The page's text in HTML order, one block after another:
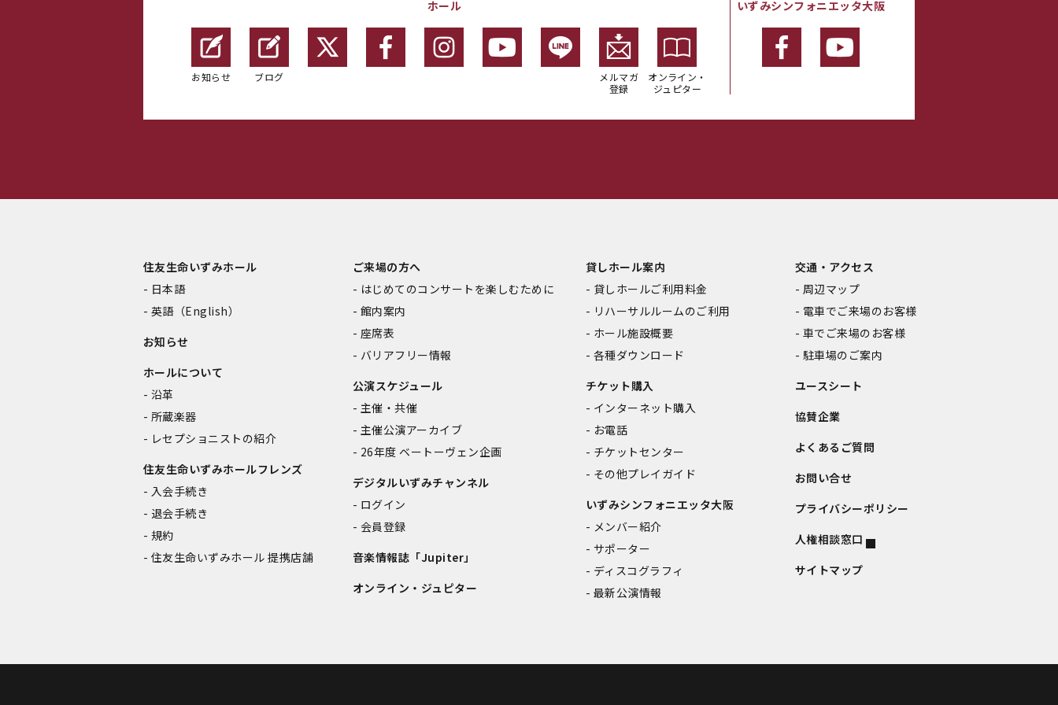
ホール
お知らせ ブログ
メルマガ
登録
オンライン・
ジュピター
いずみシンフォニエッタ大阪
住友生命いずみホール
日本語
英語（English）
お知らせ
ホールについて
沿革
所蔵楽器
レセプショニストの紹介
住友生命いずみホールフレンズ
入会手続き
退会手続き
規約
住友生命いずみホール 提携店舗
ご来場の方へ
はじめてのコンサートを楽しむために
館内案内
座席表
バリアフリー情報
公演スケジュール
主催・共催
主催公演アーカイブ
26年度 ベートーヴェン企画
デジタルいずみチャンネル
ログイン
会員登録
音楽情報誌「Jupiter」
オンライン・ジュピター
貸しホール案内
貸しホールご利用料金
リハーサルルームのご利用
ホール施設概要
各種ダウンロード
チケット購入
インターネット購入
お電話
チケットセンター
その他プレイガイド
いずみシンフォニエッタ大阪
メンバー紹介
サポーター
ディスコグラフィ
最新公演情報
交通・アクセス
周辺マップ
電車でご来場のお客様
車でご来場のお客様
駐車場のご案内
ユースシート
協賛企業
よくあるご質問
お問い合せ
プライバシーポリシー
人権相談窓口
サイトマップ